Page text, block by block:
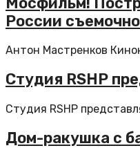
России
Антон Мастренков
Студия RSHP
Студия RSHP
Дом-ракушка с